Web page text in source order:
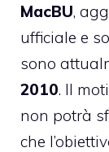
MacBU,
ufficiale e
sono
2010. Il
non potrà
che